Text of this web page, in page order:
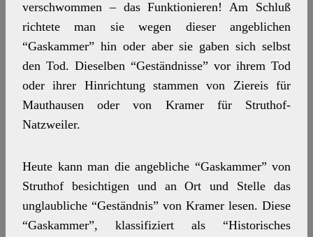
verschwommen – das Funktionieren! Am Schluß
richtete man sie wegen dieser angeblichen
“Gaskammer” hin oder aber sie gaben sich selbst
den Tod. Dieselben “Geständnisse” vor ihrem Tod
oder ihrer Hinrichtung stammen von Ziereis für
Mauthausen oder von Kramer für Struthof-
Natzweiler.
Heute kann man die angebliche “Gaskammer” von
Struthof besichtigen und an Ort und Stelle das
unglaubliche “Geständnis” von Kramer lesen. Diese
“Gaskammer”, klassifiziert als “Historisches